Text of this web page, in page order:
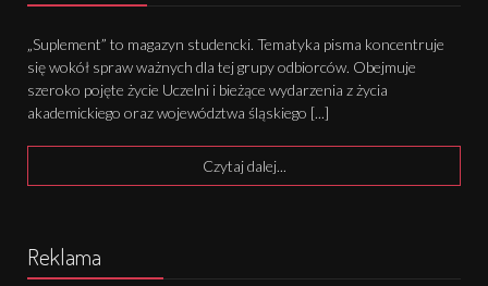
„Suplement” to magazyn studencki. Tematyka pisma koncentruje
się wokół spraw ważnych dla tej grupy odbiorców. Obejmuje
szeroko pojęte życie Uczelni i bieżące wydarzenia z życia
akademickiego oraz województwa śląskiego [...]
Czytaj dalej...
Reklama